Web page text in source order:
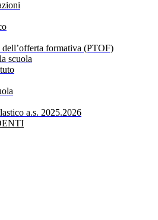
dell’offerta formativa (PTOF)
scuola
a.s. 2025.2026